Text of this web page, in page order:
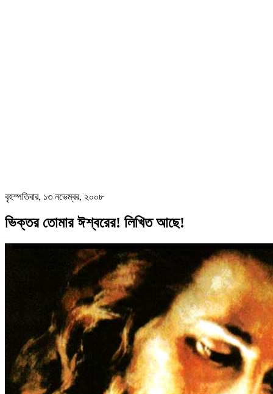
বৃহস্পতিবার, ১৩ নভেম্বর, ২০০৮
ভিক্তর তোমার ঈশ্বরের! লিখিত আছে!